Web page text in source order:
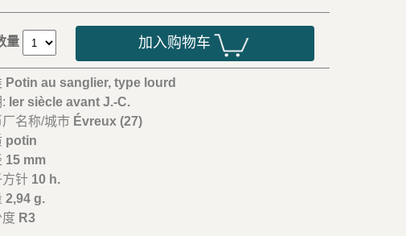
量 加入购物车
Potin au sanglier, type lourd
Ier siècle avant J.-C.
名称/城市 Évreux (27)
potin
15 mm
方针 10 h.
2,94 g.
R3